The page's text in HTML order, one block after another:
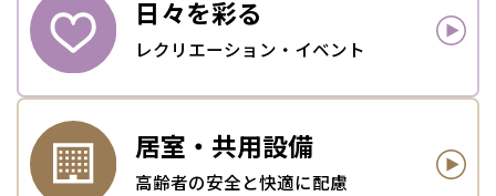
日々を彩る
レクリエーション・イベント
居室・ 共用設備
高齢者の安全と快適に配慮